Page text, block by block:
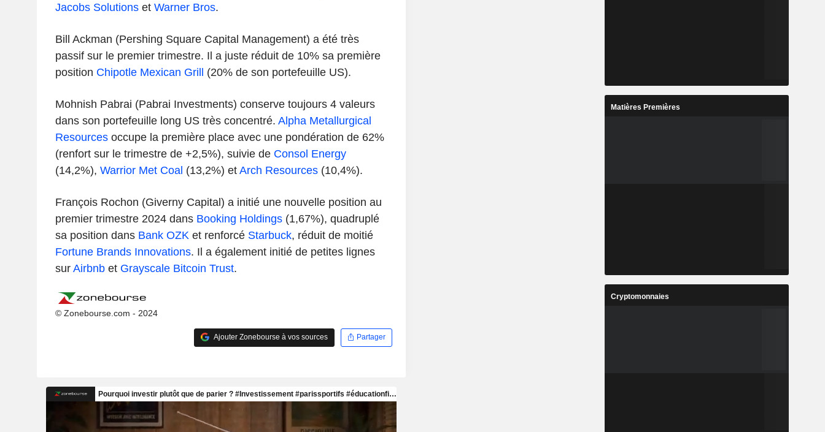
Jacobs Solutionset Warner Bros.
Bill Ackman (Pershing Square Capital Management) a été très
passif sur le premier trimestre. Il a juste réduit de 10% sa première
position Chipotle Mexican Grill (20% de son portefeuille US).
Mohnish Pabrai (Pabrai Investments) conserve toujours 4 valeurs
dans son portefeuille long US très concentré. Alpha Metallurgical
Resourcesoccupe la première place avec une pondération de 62%
(renfort sur le trimestre de +2,5%), suivie de Consol Energy
(14,2%), Warrior Met Coal (13,2%) et Arch Resources(10,4%).
François Rochon (Giverny Capital) a initié une nouvelle position au
premier trimestre 2024 dans Booking Holdings(1,67%), quadruplé
sa position dans Bank OZK et renforcé Starbuck, réduit de moitié
Fortune Brands Innovations. Il a également initié de petites lignes
sur Airbnbet Grayscale Bitcoin Trust.
© Zonebourse.com - 2024
Ajouter Zonebourse à vos sources Partager
Matières Premières
Cryptomonnaies